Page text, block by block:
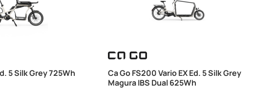
5 Silk Grey 725Wh
Ca Go FS200 Vario EX Ed. 5 Silk Grey
Magura IBS Dual 625Wh